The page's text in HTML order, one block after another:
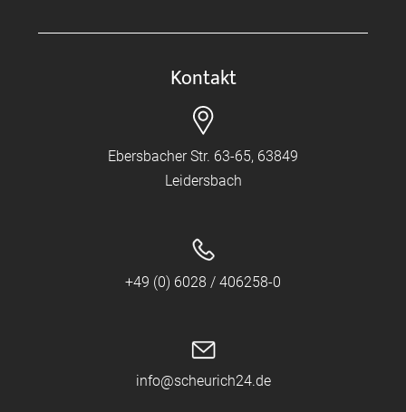
Kontakt
Ebersbacher Str. 63-65, 63849
Leidersbach
+49 (0) 6028 / 406258-0
info@scheurich24.de